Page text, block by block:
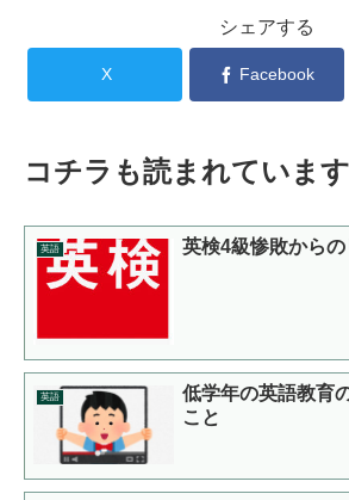
シェアする
X Facebook
コチラも読まれています
英語 英検4級惨敗から
英語
低学年の英語教育
こと